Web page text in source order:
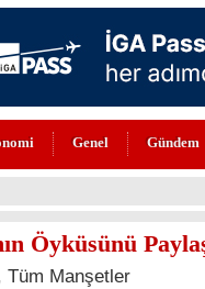
Genel Gündem
Öyküsünü
Tüm Manşetler